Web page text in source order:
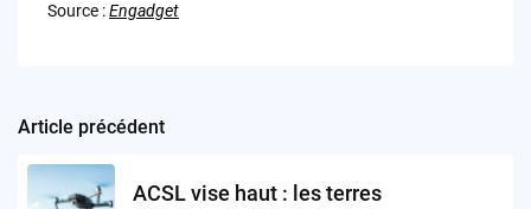
Source :Engadget
Post
navigation
Article précédent
ACSL vise haut : les terres